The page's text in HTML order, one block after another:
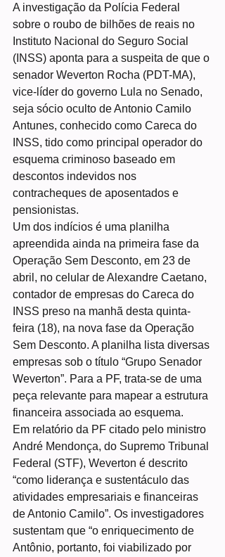
A investigação da Polícia Federal
sobre o roubo de bilhões de reais no
Instituto Nacional do Seguro Social
(INSS) aponta para a suspeita de que o
senador Weverton Rocha (PDT-MA),
vice-líder do governo Lula no Senado,
seja sócio oculto de Antonio Camilo
Antunes, conhecido como Careca do
INSS, tido como principal operador do
esquema criminoso baseado em
descontos indevidos nos
contracheques de aposentados e
pensionistas.
Um dos indícios é uma planilha
apreendida ainda na primeira fase da
Operação Sem Desconto, em 23 de
abril, no celular de Alexandre Caetano,
contador de empresas do Careca do
INSS preso na manhã desta quinta-
feira (18), na nova fase da Operação
Sem Desconto. A planilha lista diversas
empresas sob o título “Grupo Senador
Weverton”. Para a PF, trata-se de uma
peça relevante para mapear a estrutura
financeira associada ao esquema.
Em relatório da PF citado pelo ministro
André Mendonça, do Supremo Tribunal
Federal (STF), Weverton é descrito
“como liderança e sustentáculo das
atividades empresariais e financeiras
de Antonio Camilo”. Os investigadores
sustentam que “o enriquecimento de
Antônio, portanto, foi viabilizado por